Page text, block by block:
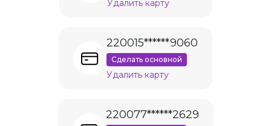
Удалить карту
220015******9060
Сделать основной
Удалить карту
220077******2629